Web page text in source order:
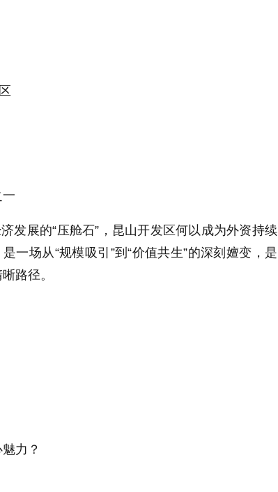
发展的“压舱石”，昆山开发区何以成为外资持续
一场从“规模吸引”到“价值共生”的深刻嬗变，是
路径。
力？